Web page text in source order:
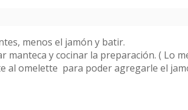
menos el jamón y batir.
manteca y cocinar la preparación. ( Lo
al omelette para poder agregarle el